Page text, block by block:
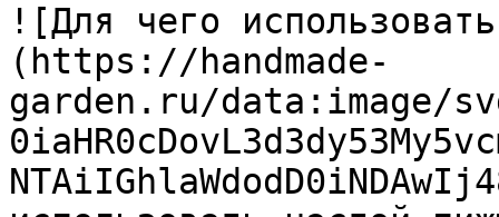
![Для чего
(https://handmade-
garden.ru/data:image/